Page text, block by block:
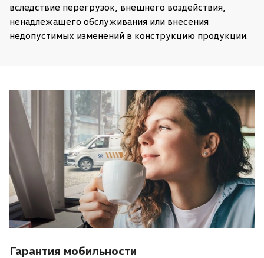
вследствие перегрузок, внешнего воздействия,
ненадлежащего обслуживания или внесения
недопустимых изменений в конструкцию продукции.
Гарантия мобильности